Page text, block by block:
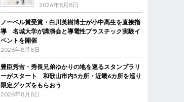
2026年8月8日
ノーベル賞受賞・白川英樹博士が小中高生を直接指
導 名城大学が講演会と導電性プラスチック実験イ
ベントを開催
2026年8月8日
豊臣秀吉・秀長兄弟ゆかりの地を巡るスタンプラリ
ーがスタート 和歌山市内5カ所・近畿6カ所を巡り
限定グッズをもらおう
2026年8月8日